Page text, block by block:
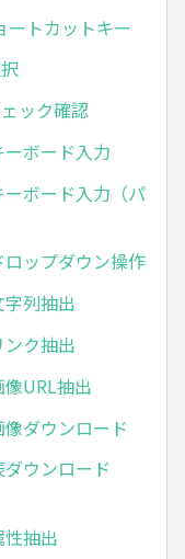
ートカットキー
ック確認
ボード入力
ボード入力（パ
ップダウン操作
列抽出
ク抽出
URL抽出
ダウンロード
ウンロード
抽出